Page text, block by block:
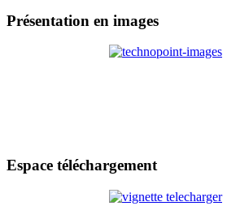
Présentation en images
Espace téléchargement